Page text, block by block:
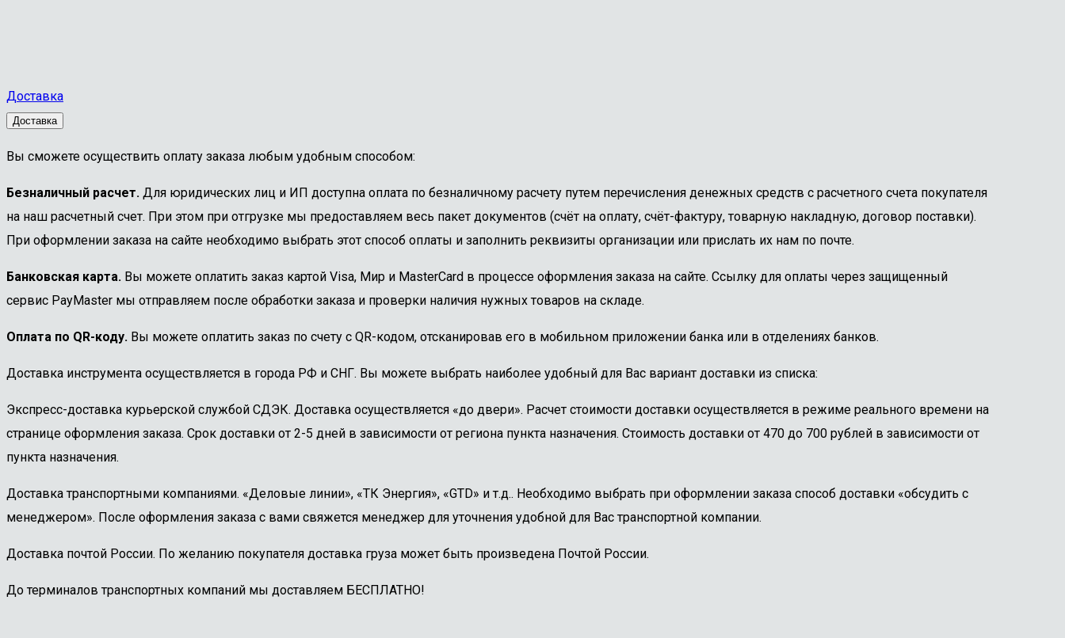
Доставка
Доставка
Вы сможете осуществить оплату заказа любым удобным способом:
Безналичный расчет. Для юридических лиц и ИП доступна оплата по безналичному расчету путем перечисления денежных средств с расчетного счета покупателя
на наш расчетный счет. При этом при отгрузке мы предоставляем весь пакет документов (счёт на оплату, счёт-фактуру, товарную накладную, договор поставки).
При оформлении заказа на сайте необходимо выбрать этот способ оплаты и заполнить реквизиты организации или прислать их нам по почте.
Банковская карта. Вы можете оплатить заказ картой Visa, Мир и MasterCard в процессе оформления заказа на сайте. Ссылку для оплаты через защищенный
сервис PayMaster мы отправляем после обработки заказа и проверки наличия нужных товаров на складе.
Оплата по QR-коду. Вы можете оплатить заказ по счету с QR-кодом, отсканировав его в мобильном приложении банка или в отделениях банков.
Доставка инструмента осуществляется в города РФ и СНГ. Вы можете выбрать наиболее удобный для Вас вариант доставки из списка:
Экспресс-доставка курьерской службой СДЭК. Доставка осуществляется «до двери». Расчет стоимости доставки осуществляется в режиме реального времени на
странице оформления заказа. Срок доставки от 2-5 дней в зависимости от региона пункта назначения. Стоимость доставки от 470 до 700 рублей в зависимости от
пункта назначения.
Доставка транспортными компаниями. «Деловые линии», «ТК Энергия», «GTD» и т.д.. Необходимо выбрать при оформлении заказа способ доставки «обсудить с
менеджером». После оформления заказа с вами свяжется менеджер для уточнения удобной для Вас транспортной компании.
Доставка почтой России. По желанию покупателя доставка груза может быть произведена Почтой России.
До терминалов транспортных компаний мы доставляем БЕСПЛАТНО!